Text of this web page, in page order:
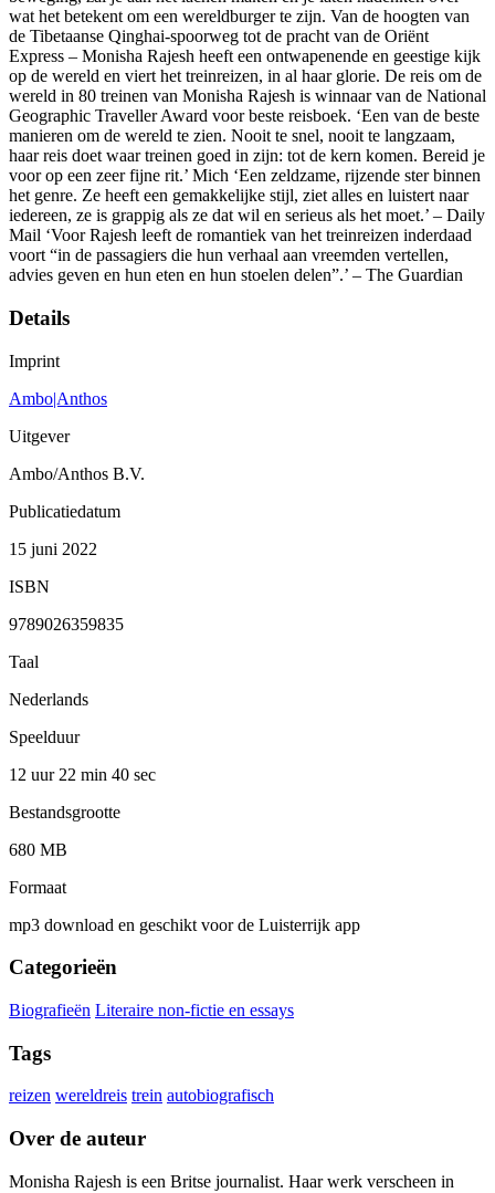
wat het betekent om een wereldburger te zijn. Van de hoogten van
de Tibetaanse Qinghai-spoorweg tot de pracht van de Oriënt
Express – Monisha Rajesh heeft een ontwapenende en geestige kijk
op de wereld en viert het treinreizen, in al haar glorie. De reis om de
wereld in 80 treinen van Monisha Rajesh is winnaar van de National
Geographic Traveller Award voor beste reisboek. ‘Een van de beste
manieren om de wereld te zien. Nooit te snel, nooit te langzaam,
haar reis doet waar treinen goed in zijn: tot de kern komen. Bereid je
voor op een zeer fijne rit.’ Mich ‘Een zeldzame, rijzende ster binnen
het genre. Ze heeft een gemakkelijke stijl, ziet alles en luistert naar
iedereen, ze is grappig als ze dat wil en serieus als het moet.’ – Daily
Mail ‘Voor Rajesh leeft de romantiek van het treinreizen inderdaad
voort “in de passagiers die hun verhaal aan vreemden vertellen,
advies geven en hun eten en hun stoelen delen”.’ – The Guardian
Details
Imprint
Ambo|Anthos
Uitgever
Ambo/Anthos B.V.
Publicatiedatum
15 juni 2022
ISBN
9789026359835
Taal
Nederlands
Speelduur
12 uur 22 min 40 sec
Bestandsgrootte
680 MB
Formaat
mp3 download en geschikt voor de Luisterrijk app
Categorieën
Biografieën Literaire non-fictie en essays
Tags
reizen wereldreis trein autobiografisch
Over de auteur
Monisha Rajesh is een Britse journalist. Haar werk verscheen in